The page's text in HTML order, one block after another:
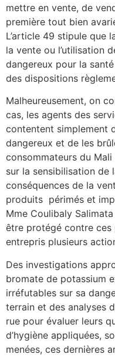
mettre en vente, de
première tout bien
L’article 49 stipule que
la vente ou l’utilisation
dangereux pour la
des dispositions
Malheureusement, on
cas, les agents des
contentent simplement
dangereux et de les
consommateurs du Mali
sur la sensibilisation de
conséquences de la
produits périmés et
Mme Coulibaly
être protégé contre ces
entrepris plusieurs
Des investigations
bromate de potassium
irréfutables sur sa
terrain et des analyses
rue pour évaluer leurs
d’hygiène appliquées,
menées, ces dernières